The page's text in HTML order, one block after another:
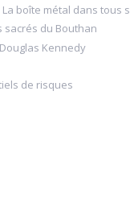
boîte métal dans tous s
sacrés du Bouthan
Kennedy
de risques